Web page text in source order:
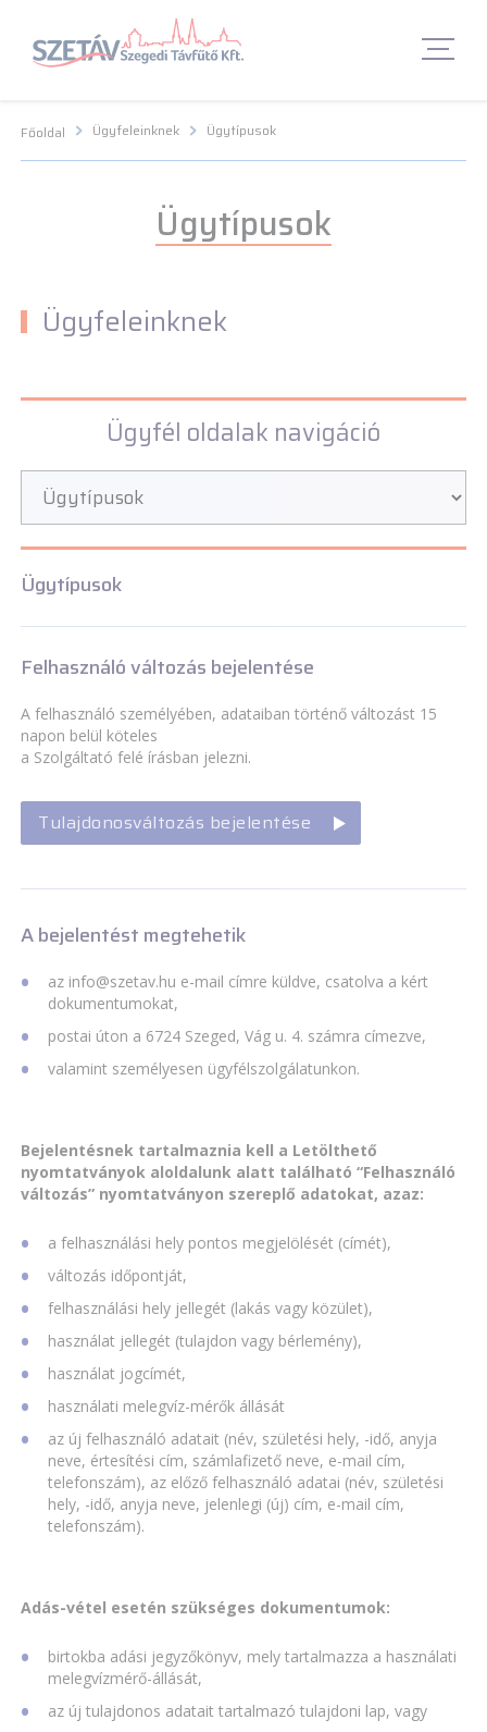
Navigációs menü segédlet
Fő Navigációs menü Fő Navigációs menü Fő tartalom Fő
Főoldal Ügyfeleinknek Ügytípusok
Ügytípusok
Ügyfeleinknek
Ügyfél oldalak navigáció
Ügytípusok
Felhasználó változás bejelentése
A felhasználó személyében, adataiban történő változást 15
napon belül köteles
a Szolgáltató felé írásban jelezni.
Tulajdonosváltozás bejelentése
A bejelentést megtehetik
az info@szetav.hu e-mail címre küldve, csatolva a kért
dokumentumokat,
postai úton a 6724 Szeged, Vág u. 4. számra címezve,
valamint személyesen ügyfélszolgálatunkon.
Bejelentésnek tartalmaznia kell a Letölthető
nyomtatványok aloldalunk alatt található “Felhasználó
változás” nyomtatványon szereplő adatokat, azaz:
a felhasználási hely pontos megjelölését (címét),
változás időpontját,
felhasználási hely jellegét (lakás vagy közület),
használat jellegét (tulajdon vagy bérlemény),
használat jogcímét,
használati melegvíz-mérők állását
az új felhasználó adatait (név, születési hely, -idő, anyja
neve, értesítési cím, számlafizető neve, e-mail cím,
telefonszám), az előző felhasználó adatai (név, születési
hely, -idő, anyja neve, jelenlegi (új) cím, e-mail cím,
telefonszám).
Adás-vétel esetén szükséges dokumentumok:
birtokba adási jegyzőkönyv, mely tartalmazza a használati
melegvízmérő-állását,
az új tulajdonos adatait tartalmazó tulajdoni lap, vagy